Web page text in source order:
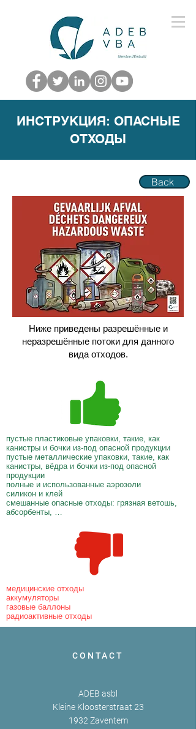
ИНСТРУКЦИЯ: ОПАСНЫЕ
ОТХОДЫ
Back
Ниже приведены разрешённые и
неразрешённые потоки для данного
вида отходов.
пустые пластиковые упаковки, такие, как
канистры и бочки из-под опасной продукции
пустые металлические упаковки, такие, как
канистры, вёдра и бочки из-под опасной
продукции
полные и использованные аэрозоли
силикон и клей
смешанные опасные отходы: грязная ветошь,
абсорбенты, …
медицинские отходы
аккумуляторы
газовые баллоны
радиоактивные отходы
CONTACT
ADEB asbl
Kleine Kloosterstraat 23
1932 Zaventem